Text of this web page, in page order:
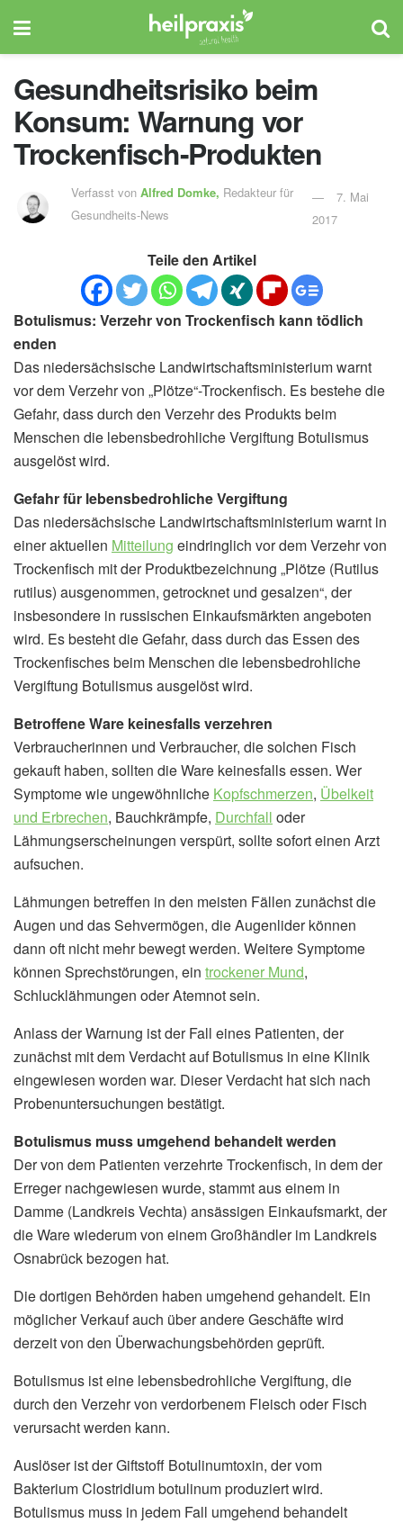
Gesundheitsrisiko beim
Konsum: Warnung vor
Trockenfisch-Produkten
Verfasst von Alfred Domke, Redakteur für
Gesundheits-News
7. Mai
2017
Teile den Artikel
Botulismus: Verzehr von Trockenfisch kann tödlich
enden
Das niedersächsische Landwirtschaftsministerium warnt
vor dem Verzehr von „Plötze“-Trockenfisch. Es bestehe die
Gefahr, dass durch den Verzehr des Produkts beim
Menschen die lebensbedrohliche Vergiftung Botulismus
ausgelöst wird.
Gefahr für lebensbedrohliche Vergiftung
Das niedersächsische Landwirtschaftsministerium warnt in
einer aktuellen Mitteilung eindringlich vor dem Verzehr von
Trockenfisch mit der Produktbezeichnung „Plötze (Rutilus
rutilus) ausgenommen, getrocknet und gesalzen“, der
insbesondere in russischen Einkaufsmärkten angeboten
wird. Es besteht die Gefahr, dass durch das Essen des
Trockenfisches beim Menschen die lebensbedrohliche
Vergiftung Botulismus ausgelöst wird.
Betroffene Ware keinesfalls verzehren
Verbraucherinnen und Verbraucher, die solchen Fisch
gekauft haben, sollten die Ware keinesfalls essen. Wer
Symptome wie ungewöhnliche Kopfschmerzen, Übelkeit
und Erbrechen, Bauchkrämpfe, Durchfall oder
Lähmungserscheinungen verspürt, sollte sofort einen Arzt
aufsuchen.
Lähmungen betreffen in den meisten Fällen zunächst die
Augen und das Sehvermögen, die Augenlider können
dann oft nicht mehr bewegt werden. Weitere Symptome
können Sprechstörungen, ein trockener Mund,
Schlucklähmungen oder Atemnot sein.
Anlass der Warnung ist der Fall eines Patienten, der
zunächst mit dem Verdacht auf Botulismus in eine Klinik
eingewiesen worden war. Dieser Verdacht hat sich nach
Probenuntersuchungen bestätigt.
Botulismus muss umgehend behandelt werden
Der von dem Patienten verzehrte Trockenfisch, in dem der
Erreger nachgewiesen wurde, stammt aus einem in
Damme (Landkreis Vechta) ansässigen Einkaufsmarkt, der
die Ware wiederum von einem Großhändler im Landkreis
Osnabrück bezogen hat.
Die dortigen Behörden haben umgehend gehandelt. Ein
möglicher Verkauf auch über andere Geschäfte wird
derzeit von den Überwachungsbehörden geprüft.
Botulismus ist eine lebensbedrohliche Vergiftung, die
durch den Verzehr von verdorbenem Fleisch oder Fisch
verursacht werden kann.
Auslöser ist der Giftstoff Botulinumtoxin, der vom
Bakterium Clostridium botulinum produziert wird.
Botulismus muss in jedem Fall umgehend behandelt